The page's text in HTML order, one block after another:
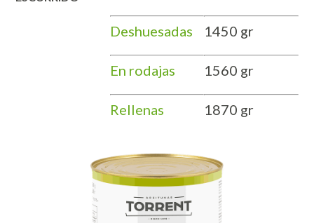
Deshuesadas
En rodajas
Rellenas
1450 gr
1560 gr
1870 gr